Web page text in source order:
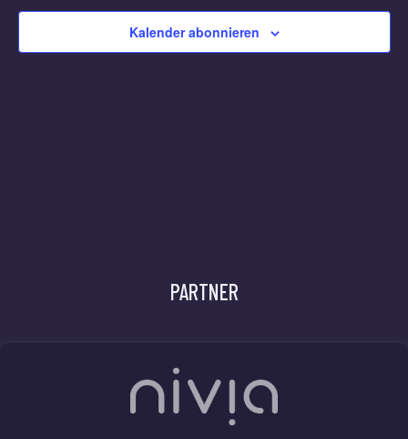
Kalender abonnieren
PARTNER